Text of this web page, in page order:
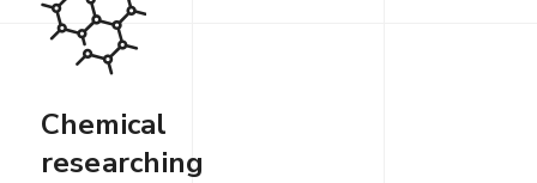
Chemical
researching